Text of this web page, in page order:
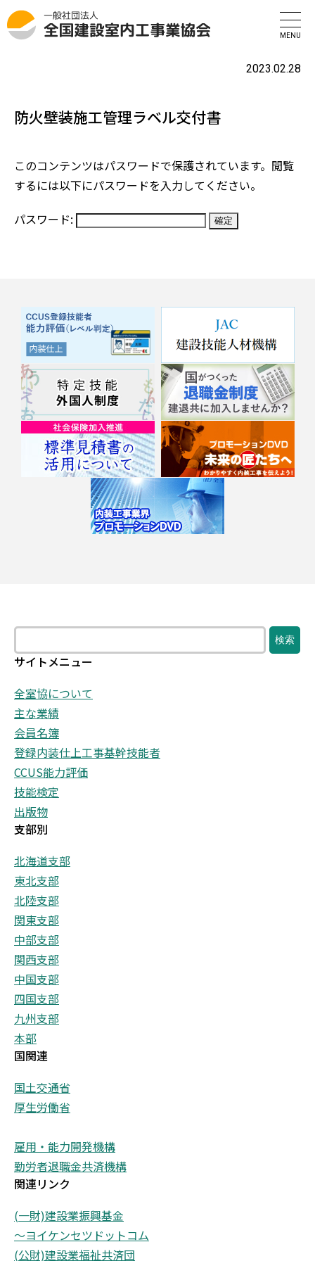
全国建設室内工事業協会 防火壁装施工管理ラベル交
付書
2023.02.28
防火壁装施工管理ラベル交付書
このコンテンツはパスワードで保護されています。閲覧
するには以下にパスワードを入力してください。
パスワード:
検索
サイトメニュー
全室協について
主な業績
会員名簿
登録内装仕上工事基幹技能者
CCUS能力評価
技能検定
出版物
支部別
北海道支部
東北支部
北陸支部
関東支部
中部支部
関西支部
中国支部
四国支部
九州支部
本部
国関連
国土交通省
厚生労働省
雇用・能力開発機構
勤労者退職金共済機構
関連リンク
(一財)建設業振興基金
～ヨイケンセツドットコム
(公財)建設業福祉共済団